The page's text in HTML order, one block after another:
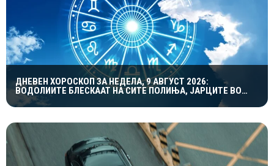
ДНЕВЕН ХОРОСКОП ЗА НЕДЕЛА, 9 АВГУСТ 2026:
ВОДОЛИИТЕ БЛЕСКААТ НА СИТЕ ПОЛИЊА, ЈАРЦИТЕ ВО
ЉУБОВТА, А БЛИЗНАЦИТЕ ВО КАРИЕРАТА